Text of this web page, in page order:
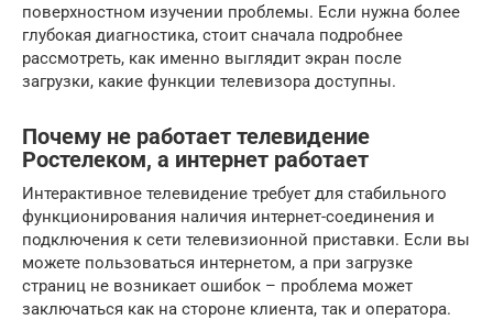
поверхностном изучении проблемы. Если нужна более
глубокая диагностика, стоит сначала подробнее
рассмотреть, как именно выглядит экран после
загрузки, какие функции телевизора доступны.
Почему не работает телевидение
Ростелеком, а интернет работает
Интерактивное телевидение требует для стабильного
функционирования наличия интернет-соединения и
подключения к сети телевизионной приставки. Если вы
можете пользоваться интернетом, а при загрузке
страниц не возникает ошибок – проблема может
заключаться как на стороне клиента, так и оператора.